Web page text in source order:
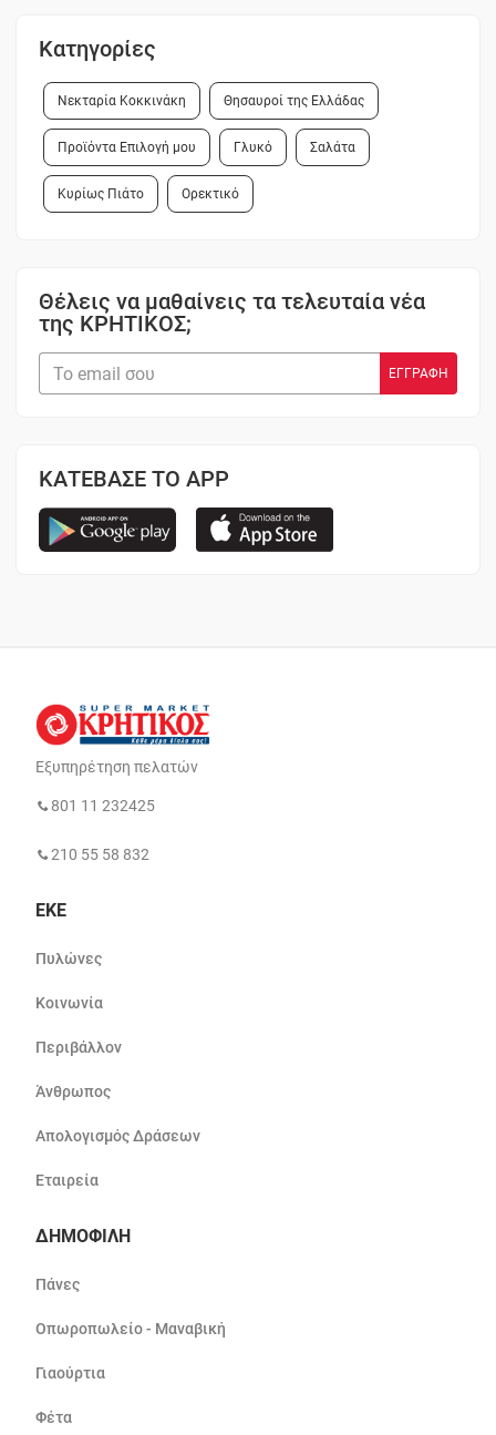
Κατηγορίες
Νεκταρία Κοκκινάκη Θησαυροί της Ελλάδας
Προϊόντα Επιλογή μου Γλυκό Σαλάτα
Κυρίως Πιάτο Ορεκτικό
Θέλεις να μαθαίνεις τα τελευταία νέα
της ΚΡΗΤΙΚΟΣ;
ΚΑΤΕΒΑΣΕ ΤΟ APP
Εξυπηρέτηση πελατών
801 11 232425
210 55 58 832
ΕΚΕ
Πυλώνες
Κοινωνία
Περιβάλλον
Άνθρωπος
Απολογισμός Δράσεων
Εταιρεία
ΔΗΜΟΦΙΛΗ
Πάνες
Οπωροπωλείο - Μαναβική
Γιαούρτια
Φέτα